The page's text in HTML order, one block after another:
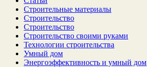
Строительные материалы
Строительство
Строительство
Строительство своими руками
Технологии строительства
Умный дом
Энергоэффективность и умный дом